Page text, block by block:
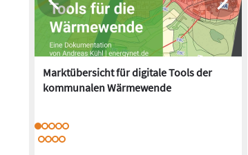
Marktübersicht für digitale Tools der
kommunalen Wärmewende